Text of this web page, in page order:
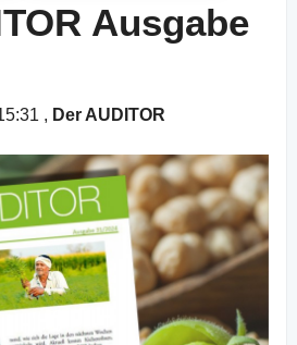
Ausgabe
, Der AUDITOR